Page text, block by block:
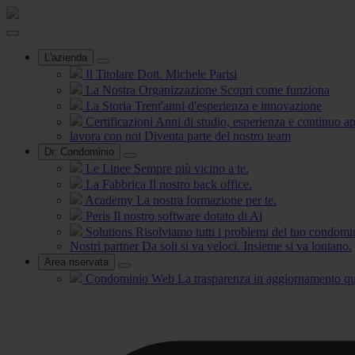
L'azienda
Il Titolare Dott. Michele Parisi
La Nostra Organizzazione Scopri come funziona
La Storia Trent'anni d'esperienza e innovazione
Certificazioni Anni di studio, esperienza e continuo
lavora con noi Diventa parte del nostro team
Dr. Condominio
Le Linee Sempre più vicino a te.
La Fabbrica Il nostro back office.
Academy La nostra formazione per te.
Peris Il nostro software dotato di Ai
Solutions Risolviamo tutti i problemi del tuo
Nostri partner Da soli si va veloci. Insieme si va lontano.
Area riservata
Condominio Web La trasparenza in aggiornamento